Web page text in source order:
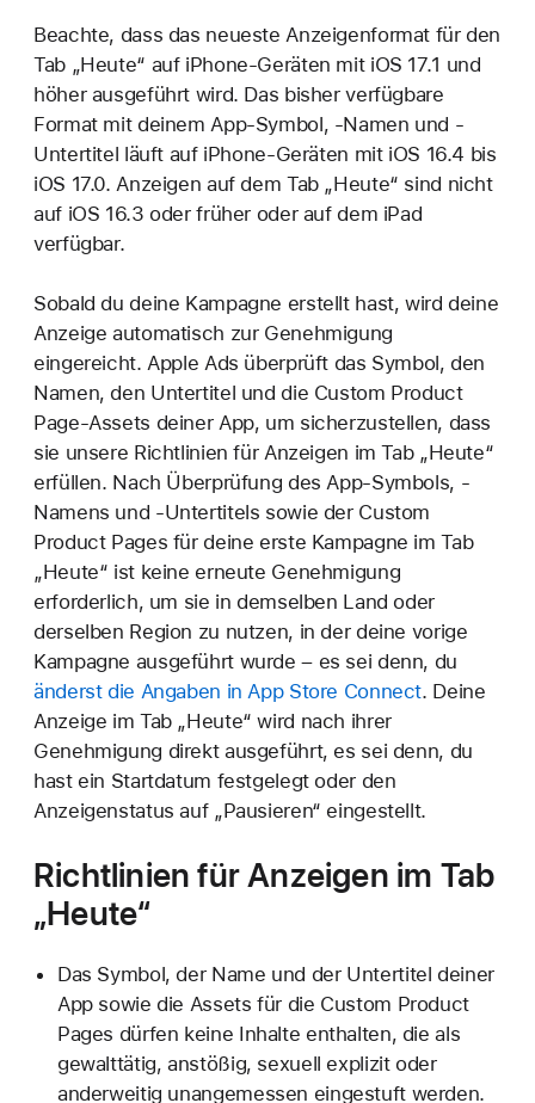
Beachte, dass das neueste Anzeigenformat für den
Tab „Heute“ auf iPhone-Geräten mit iOS 17.1 und
höher ausgeführt wird. Das bisher verfügbare
Format mit deinem App-Symbol, -Namen und -
Untertitel läuft auf iPhone-Geräten mit iOS 16.4 bis
iOS 17.0. Anzeigen auf dem Tab „Heute“ sind nicht
auf iOS 16.3 oder früher oder auf dem iPad
verfügbar.
Sobald du deine Kampagne erstellt hast, wird deine
Anzeige automatisch zur Genehmigung
eingereicht. Apple Ads überprüft das Symbol, den
Namen, den Untertitel und die Custom Product
Page-Assets deiner App, um sicherzustellen, dass
sie unsere Richtlinien für Anzeigen im Tab „Heute“
erfüllen. Nach Überprüfung des App-Symbols, -
Namens und -Untertitels sowie der Custom
Product Pages für deine erste Kampagne im Tab
„Heute“ ist keine erneute Genehmigung
erforderlich, um sie in demselben Land oder
derselben Region zu nutzen, in der deine vorige
Kampagne ausgeführt wurde – es sei denn, du
änderst die Angaben in App Store Connect. Deine
Anzeige im Tab „Heute“ wird nach ihrer
Genehmigung direkt ausgeführt, es sei denn, du
hast ein Startdatum festgelegt oder den
Anzeigenstatus auf „Pausieren“ eingestellt.
Richtlinien für Anzeigen im Tab
„Heute“
Das Symbol, der Name und der Untertitel deiner
App sowie die Assets für die Custom Product
Pages dürfen keine Inhalte enthalten, die als
gewalttätig, anstößig, sexuell explizit oder
anderweitig unangemessen eingestuft werden.